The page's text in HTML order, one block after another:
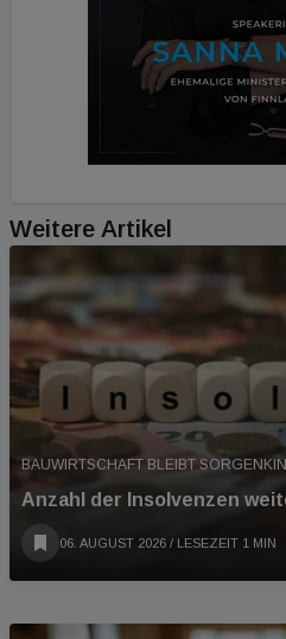
Weitere Artikel
BAUWIRTSCHAFT BLEIBT
Anzahl der Insolvenzen
06. AUGUST 2026 / LESEZEIT 1 MIN